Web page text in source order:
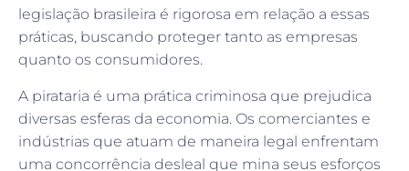
legislação brasileira é rigorosa em relação a essas
práticas, buscando proteger tanto as empresas
quanto os consumidores.
A pirataria é uma prática criminosa que prejudica
diversas esferas da economia. Os comerciantes e
indústrias que atuam de maneira legal enfrentam
uma concorrência desleal que mina seus esforços